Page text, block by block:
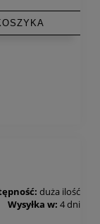
duża ilość
Wysyłka w: 4 dni